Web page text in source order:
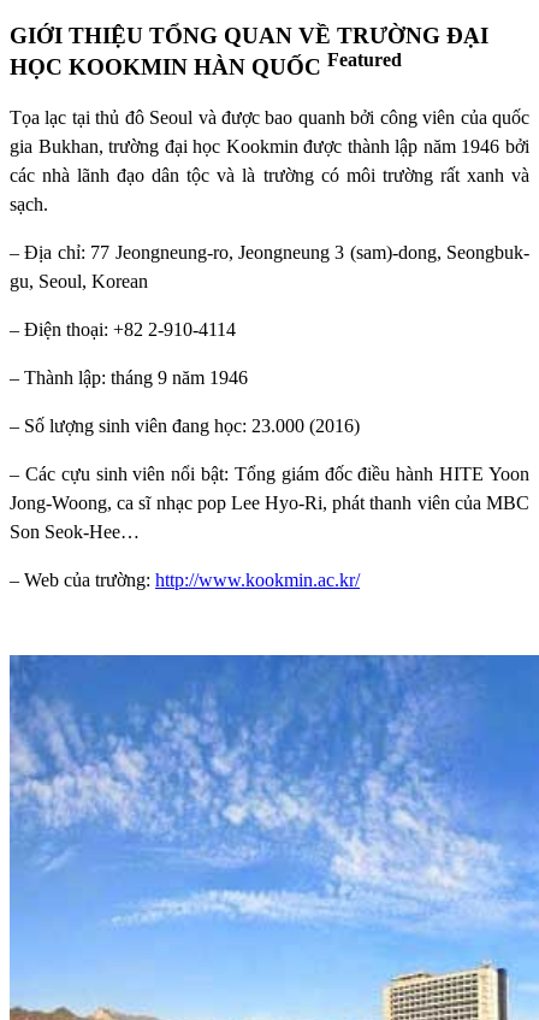
GIỚI THIỆU TỔNG QUAN VỀ TRƯỜNG ĐẠI
HỌC KOOKMIN HÀN QUỐC Featured
Tọa lạc tại thủ đô Seoul và được bao quanh bởi công viên của quốc
gia Bukhan, trường đại học Kookmin được thành lập năm 1946 bởi
các nhà lãnh đạo dân tộc và là trường có môi trường rất xanh và
sạch.
– Địa chỉ: 77 Jeongneung-ro, Jeongneung 3 (sam)-dong, Seongbuk-
gu, Seoul, Korean
– Điện thoại: +82 2-910-4114
– Thành lập: tháng 9 năm 1946
– Số lượng sinh viên đang học: 23.000 (2016)
– Các cựu sinh viên nổi bật: Tổng giám đốc điều hành HITE Yoon
Jong-Woong, ca sĩ nhạc pop Lee Hyo-Ri, phát thanh viên của MBC
Son Seok-Hee…
– Web của trường: http://www.kookmin.ac.kr/